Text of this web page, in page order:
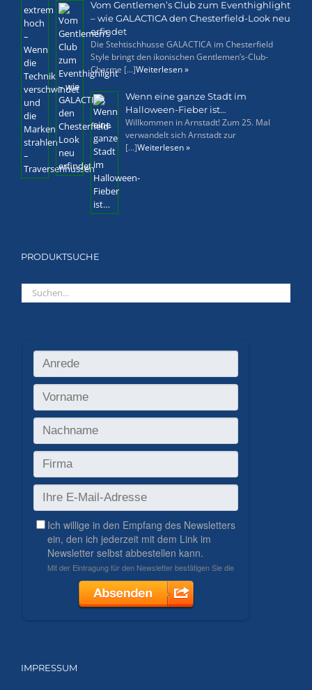
Vom Gentlemen’s Club zum Eventhighlight
– wie GALACTICA den Chesterfield-Look neu
erfindet
Die Stehtischhusse GALACTICA im Chesterfield
Style bringt den ikonischen Gentlemen’s-Club-
Charme [...]Weiterlesen »
Wenn eine ganze Stadt im
Halloween-Fieber ist…
Willkommen in Arnstadt! Zum 25. Mal
verwandelt sich Arnstadt zur
[...]Weiterlesen »
PRODUKTSUCHE
IMPRESSUM